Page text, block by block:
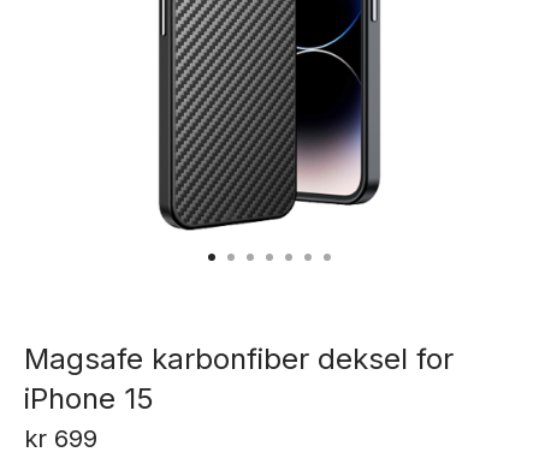
Magsafe karbonfiber deksel for
iPhone 15
kr 699